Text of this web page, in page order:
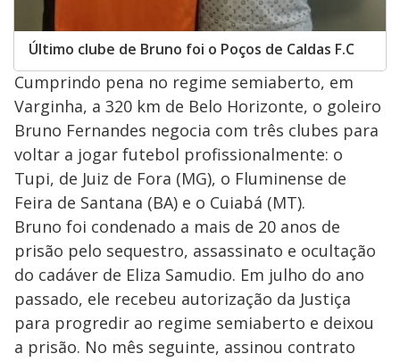
Último clube de Bruno foi o Poços de Caldas F.C
Cumprindo pena no regime semiaberto, em
Varginha, a 320 km de Belo Horizonte, o goleiro
Bruno Fernandes negocia com três clubes para
voltar a jogar futebol profissionalmente: o
Tupi, de Juiz de Fora (MG), o Fluminense de
Feira de Santana (BA) e o Cuiabá (MT).
Bruno foi condenado a mais de 20 anos de
prisão pelo sequestro, assassinato e ocultação
do cadáver de Eliza Samudio. Em julho do ano
passado, ele recebeu autorização da Justiça
para progredir ao regime semiaberto e deixou
a prisão. No mês seguinte, assinou contrato